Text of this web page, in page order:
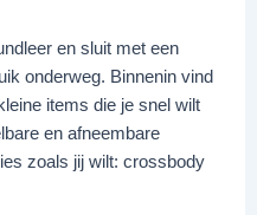
en sluit met een
onderweg. Binnenin vind
items die je snel wilt
en afneembare
zoals jij wilt: crossbody